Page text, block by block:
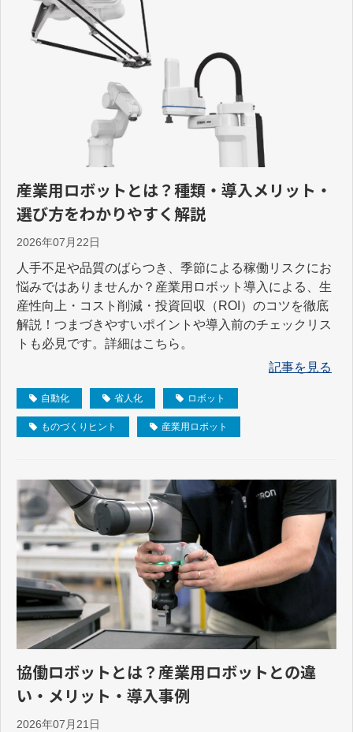
産業用ロボットとは？種類・導入メリット・
選び方をわかりやすく解説
2026年07月22日
人手不足や品質のばらつき、季節による稼働リスクにお
悩みではありませんか？産業用ロボット導入による、生
産性向上・コスト削減・投資回収（ROI）のコツを徹底
解説！つまづきやすいポイントや導入前のチェックリス
トも必見です。詳細はこちら。
記事を見る
自動化 省人化 ロボット
ものづくりヒント 産業用ロボット
協働ロボットとは？産業用ロボットとの違
い・メリット・導入事例
2026年07月21日